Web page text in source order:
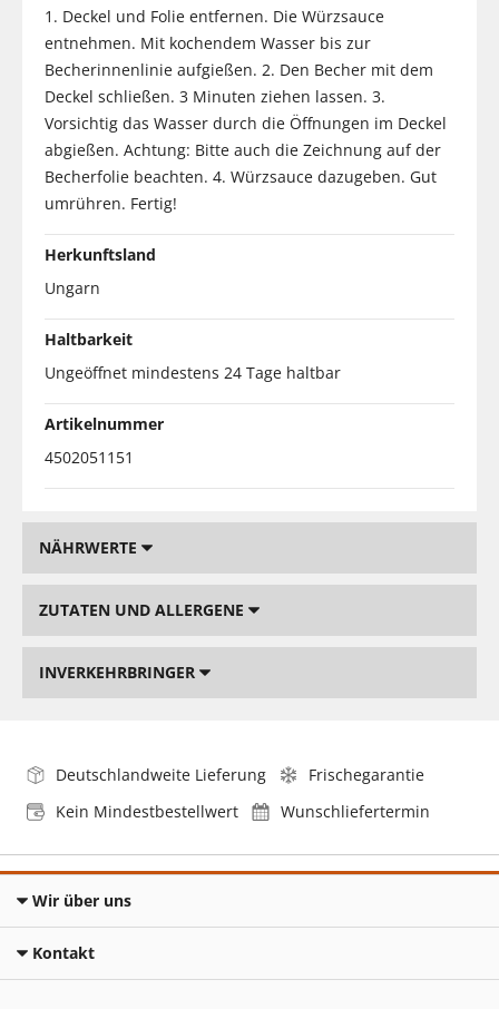
1. Deckel und Folie entfernen. Die Würzsauce
entnehmen. Mit kochendem Wasser bis zur
Becherinnenlinie aufgießen. 2. Den Becher mit dem
Deckel schließen. 3 Minuten ziehen lassen. 3.
Vorsichtig das Wasser durch die Öffnungen im Deckel
abgießen. Achtung: Bitte auch die Zeichnung auf der
Becherfolie beachten. 4. Würzsauce dazugeben. Gut
umrühren. Fertig!
Herkunftsland
Ungarn
Haltbarkeit
Ungeöffnet mindestens 24 Tage haltbar
Artikelnummer
4502051151
NÄHRWERTE
ZUTATEN UND ALLERGENE
INVERKEHRBRINGER
Deutschlandweite Lieferung
Frischegarantie
Kein Mindestbestellwert
Wunschliefertermin
Wir über uns
Kontakt